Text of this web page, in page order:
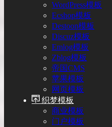
WordPress模板
Ecshop模板
Destoon模板
Discuz模板
Emlog模板
Zblog模板
帝国CMS
苹果模板
网页模板
织梦模板
商业模板
门户模板